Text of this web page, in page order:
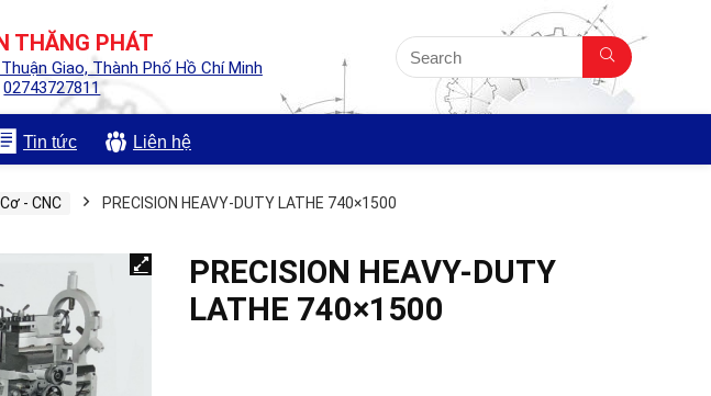
THĂNG PHÁT
Giao, Thành Phố Hồ Chí Minh
02743727811
Tin tức Liên hệ
- CNC PRECISION HEAVY-DUTY LATHE 740×1500
PRECISION HEAVY-DUTY
LATHE 740×1500